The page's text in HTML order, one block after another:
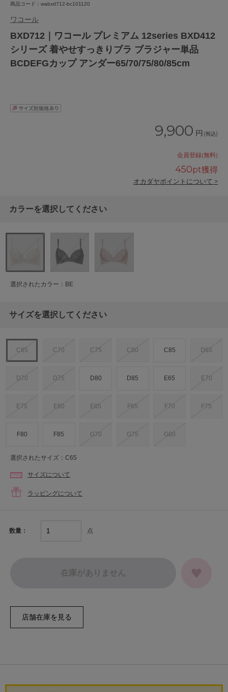
商品コード：wabxd712-bc101120
ワコール
BXD712｜ワコール プレミアム 12series BXD412
シリーズ 着やせすっきりブラ ブラジャー単品
BCDEFGカップ アンダー65/70/75/80/85cm
9,900 円 (税込)
会員登録(無料)
450pt獲得
オカダヤポイントについて >
カラーを選択してください
選択されたカラー：BE
サイズを選択してください
C65 C70 C75 C80 C85 D65
D70 D75 D80 D85 E65 E70
E75 E80 E85 F65 F70 F75
F80 F85 G70 G75 G80
選択されたサイズ：C65
サイズについて
ラッピングについて
数量： 点
在庫がありません